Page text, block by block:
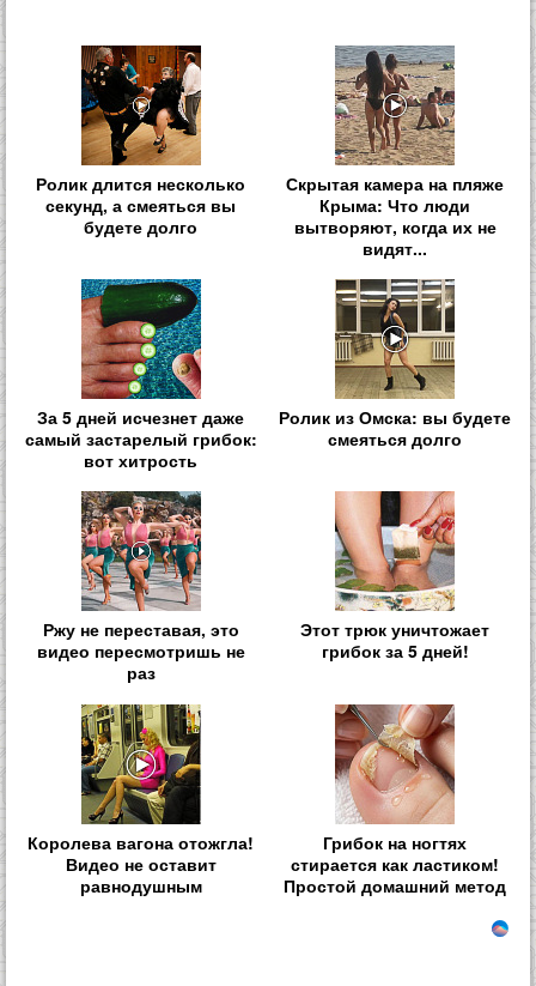
Ролик длится несколько
секунд, а смеяться вы
будете долго
Скрытая камера на пляже
Крыма: Что люди
вытворяют, когда их не
видят...
За 5 дней исчезнет даже
самый застарелый грибок:
вот хитрость
Ролик из Омска: вы будете
смеяться долго
Ржу не переставая, это
видео пересмотришь не
раз
Этот трюк уничтожает
грибок за 5 дней!
Королева вагона отожгла!
Видео не оставит
равнодушным
Грибок на ногтях
стирается как ластиком!
Простой домашний метод